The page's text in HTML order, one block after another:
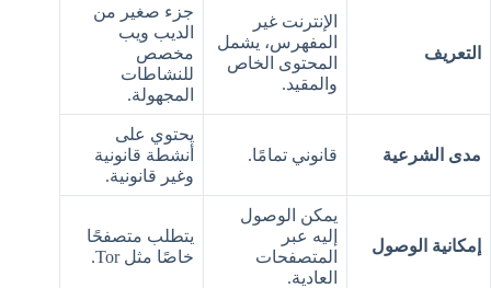
التعريف
الإنترنت غير
المفهرس، يشمل
المحتوى الخاص
والمقيد.
جزء صغير من
الديب ويب
مخصص
للنشاطات
المجهولة.
مدى الشرعية قانوني تمامًا.
يحتوي على
أنشطة قانونية
وغير قانونية.
إمكانية الوصول
يمكن الوصول
إليه عبر
المتصفحات
العادية.
يتطلب متصفحًا
خاصًا مثل Tor.